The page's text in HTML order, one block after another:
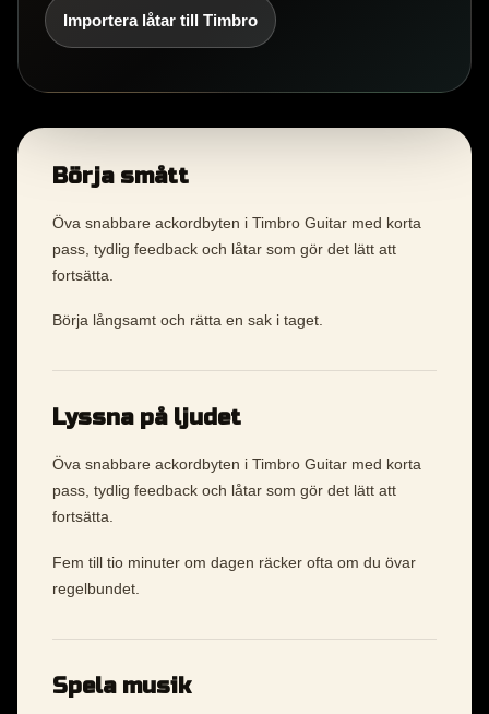
Importera låtar till Timbro
Börja smått
Öva snabbare ackordbyten i Timbro Guitar med korta
pass, tydlig feedback och låtar som gör det lätt att
fortsätta.
Börja långsamt och rätta en sak i taget.
Lyssna på ljudet
Öva snabbare ackordbyten i Timbro Guitar med korta
pass, tydlig feedback och låtar som gör det lätt att
fortsätta.
Fem till tio minuter om dagen räcker ofta om du övar
regelbundet.
Spela musik